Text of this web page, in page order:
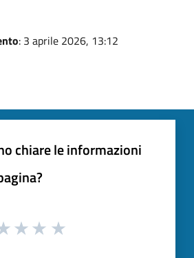
: 3 aprile 2026, 13:12
chiare le informazioni